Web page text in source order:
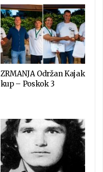
ZRMANJA Održan Kajak
kup – Poskok 3